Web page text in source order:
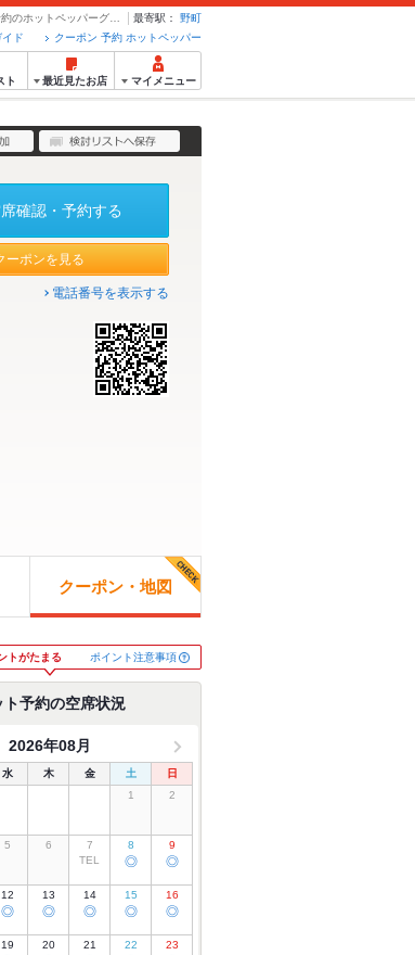
最寄駅：
野町
クーポン 予約 ホットペッパー
ド
ト 最近見たお店 マイメニュー
確認・予約する
ーポンを見る
電話番号を表示する
クーポン・地図
トがたまる ポイント注意事項
ト予約の空席状況
2026年08月
水 木 金 土
日
1
2
5 6
7
TEL
8
◎
9
◎
12
◎
13
◎
14
◎
15
◎
16
◎
19 20 21 22 23